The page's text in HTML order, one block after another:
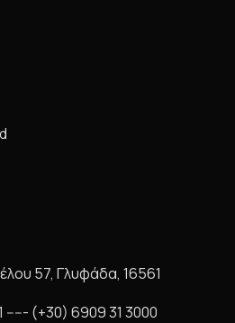
57, Γλυφάδα, 16561
----- (+30) 6909 31 3000